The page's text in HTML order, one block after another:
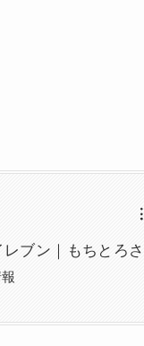
ブン｜もちとろ